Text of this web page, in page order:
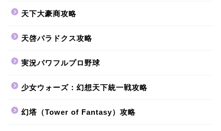
天下大豪商攻略
天啓パラドクス攻略
実況パワフルプロ野球
少女ウォーズ：幻想天下統一戦攻略
幻塔（Tower of Fantasy）攻略